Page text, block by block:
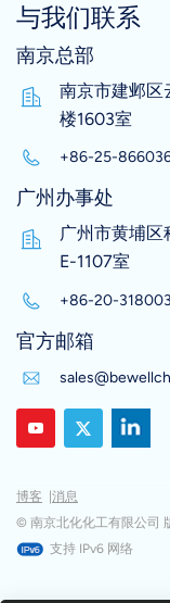
与我们联系
南京总部
南京市建邺区
楼1603室
+86-25-
广州办事处
广州市黄埔
E-1107室
+86-20-
官方邮箱
博客 |消息
© 南京北化化工有限公司
支持 IPv6 网络